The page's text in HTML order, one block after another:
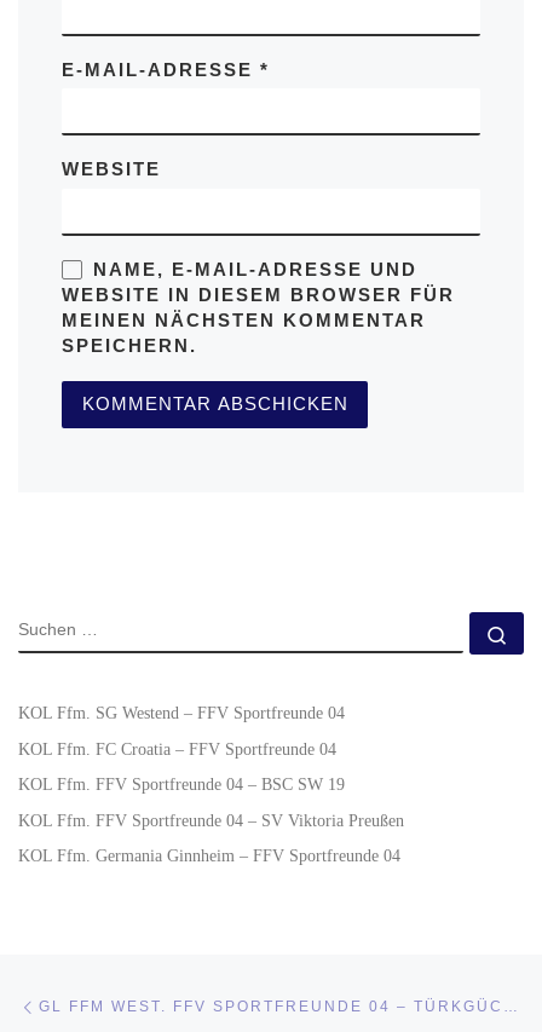
E-MAIL-ADRESSE*
WEBSITE
NAME, E-MAIL-ADRESSE UND
WEBSITE IN DIESEM BROWSER FÜR
MEINEN NÄCHSTEN KOMMENTAR
SPEICHERN.
KOL Ffm. SG Westend – FFV Sportfreunde 04
KOL Ffm. FC Croatia – FFV Sportfreunde 04
KOL Ffm. FFV Sportfreunde 04 – BSC SW 19
KOL Ffm. FFV Sportfreunde 04 – SV Viktoria Preußen
KOL Ffm. Germania Ginnheim – FFV Sportfreunde 04
GL FFM WEST. FFV SPORTFREUNDE 04 – TÜRKGÜCÜ FRANKFURT